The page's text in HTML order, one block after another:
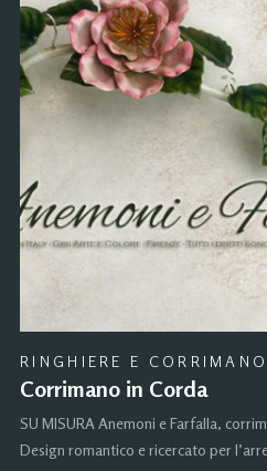
RINGHIERE E CORRIMANO
Corrimano in Corda
SU MISURA Anemoni e Farfalla,
Design romantico e ricercato per